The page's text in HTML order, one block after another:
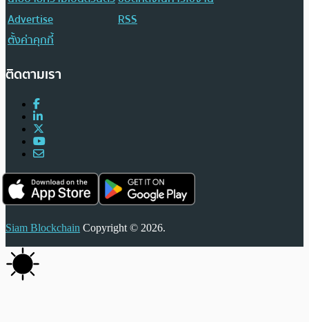
Advertise
RSS
ตั้งค่าคุกกี้
ติดตามเรา
Siam Blockchain Copyright © 2026.